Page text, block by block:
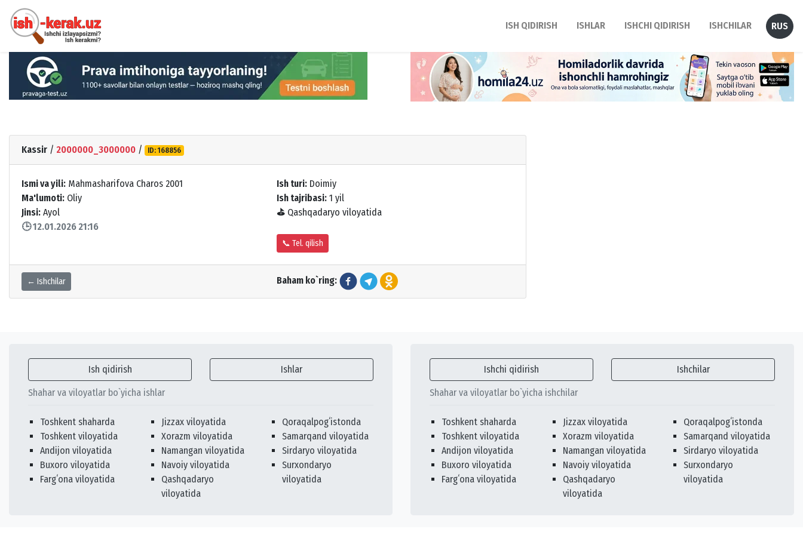
ISH QIDIRISH ISHLAR ISHCHI QIDIRISH ISHCHILAR RUS
Kassir / 2000000_3000000 / ID: 168856
Ismi va yili: Mahmasharifova Charos 2001
Ma'lumoti: Oliy
Jinsi: Ayol
🕒 12.01.2026 21:16
Ish turi: Doimiy
Ish tajribasi: 1 yil
⛳ Qashqadaryo viloyatida
📞 Tel. qilish
← Ishchilar Baham ko`ring:
Ish qidirish Ishlar
Shahar va viloyatlar bo`yicha ishlar
Toshkent shaharda
Toshkent viloyatida
Andijon viloyatida
Buxoro viloyatida
Fargʻona viloyatida
Jizzax viloyatida
Xorazm viloyatida
Namangan viloyatida
Navoiy viloyatida
Qashqadaryo
viloyatida
Qoraqalpogʻistonda
Samarqand viloyatida
Sirdaryo viloyatida
Surxondaryo
viloyatida
Ishchi qidirish Ishchilar
Shahar va viloyatlar bo`yicha ishchilar
Toshkent shaharda
Toshkent viloyatida
Andijon viloyatida
Buxoro viloyatida
Fargʻona viloyatida
Jizzax viloyatida
Xorazm viloyatida
Namangan viloyatida
Navoiy viloyatida
Qashqadaryo
viloyatida
Qoraqalpogʻistonda
Samarqand viloyatida
Sirdaryo viloyatida
Surxondaryo
viloyatida